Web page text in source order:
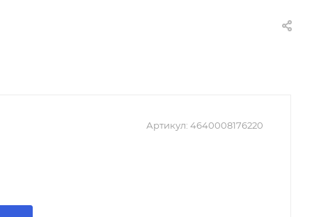
Артикул: 4640008176220